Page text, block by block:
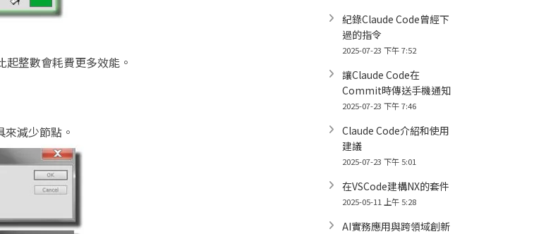
整數會耗費更多效能。
減少節點。
紀錄Claude Code曾經下
過的指令
2025-07-23 下午 7:52
讓Claude Code在
Commit時傳送手機通知
2025-07-23 下午 7:46
Claude Code介紹和使用
建議
2025-07-23 下午 5:01
在VSCode建構NX的套件
2025-05-11 上午 5:28
AI實務應用與跨領域創新